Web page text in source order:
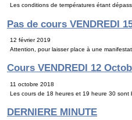
Les conditions de températures étant
Pas de cours VENDREDI
12 février 2019
Attention, pour laisser place à une
Cours VENDREDI 12
11 octobre 2018
Les cours de 18 heures et 19 heure 30 sont
DERNIERE MINUTE